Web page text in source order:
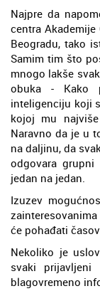
Najpre da
centra
Beogradu, tako
Samim tim što
mnogo lakše
obuka - Kako
inteligenciju koji
kojoj mu
Naravno da je u
na daljinu, da
odgovara
jedan na jedan.
Izuzev
će pohađati
Nekoliko je
svaki
blagovremeno